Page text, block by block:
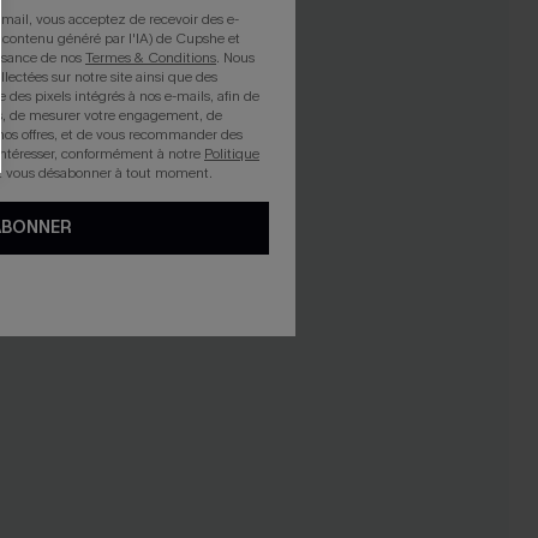
vous acceptez de recevoir des e-
généré par l'IA) de Cupshe et
de nosTermes & Conditions. Nous
sur notre site ainsi que des
des pixels intégrés à nos e-mails, afin de
de mesurer votre engagement, de
offres, et de vous recommander des
conformément à notre Politique
vous désabonner à tout moment.